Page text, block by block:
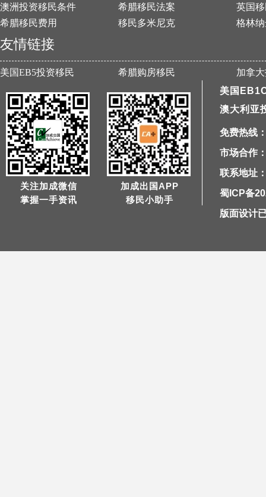
澳洲投资移民条件 希腊移民法案
英国
希腊移民费用
移民多米尼克 格林
友情链接
美国EB5投资移民 希腊购房移民 加拿
关注加成微信
掌握一手资讯
加成出国APP
移民小助手
美国
澳大利亚
免费热线
市场合作
联系地址
蜀ICP备
版面设计